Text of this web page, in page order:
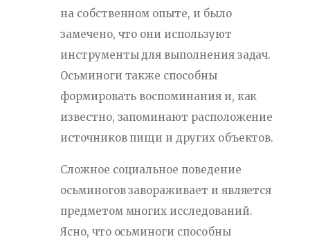
на собственном опыте, и было
замечено, что они используют
инструменты для выполнения задач.
Осьминоги также способны
формировать воспоминания и, как
известно, запоминают расположение
источников пищи и других объектов.
Сложное социальное поведение
осьминогов завораживает и является
предметом многих исследований.
Ясно, что осьминоги способны